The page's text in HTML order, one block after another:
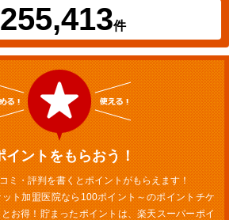
255,413件
イントをもらおう！
ミ・評判を書くとポイントがもらえます！
ト加盟医院なら100ポイント～のポイントチケ
お得！貯まったポイントは、楽天スーパーポイ